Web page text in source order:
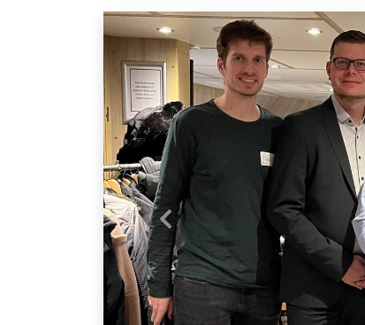
Vorheriges Bild